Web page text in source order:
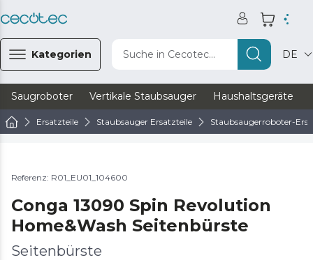
Kategorien Suche in Cecotec... DE
Saugroboter Vertikale Staubsauger Haushaltsgeräte
Ersatzteile Staubsauger Ersatzteile Staubsaugerroboter-
Referenz: R01_EU01_104600
Conga 13090 Spin Revolution
Home&Wash Seitenbürste
Seitenbürste